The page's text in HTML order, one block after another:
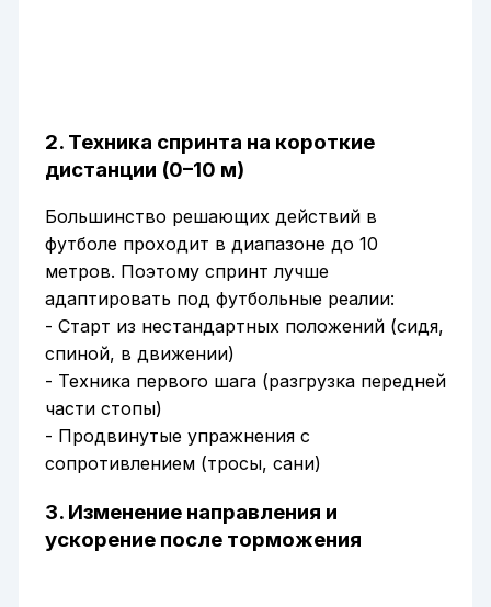
2. Техника спринта на короткие
дистанции (0–10 м)
Большинство решающих действий в
футболе проходит в диапазоне до 10
метров. Поэтому спринт лучше
адаптировать под футбольные реалии:
- Старт из нестандартных положений (сидя,
спиной, в движении)
- Техника первого шага (разгрузка передней
части стопы)
- Продвинутые упражнения с
сопротивлением (тросы, сани)
3. Изменение направления и
ускорение после торможения